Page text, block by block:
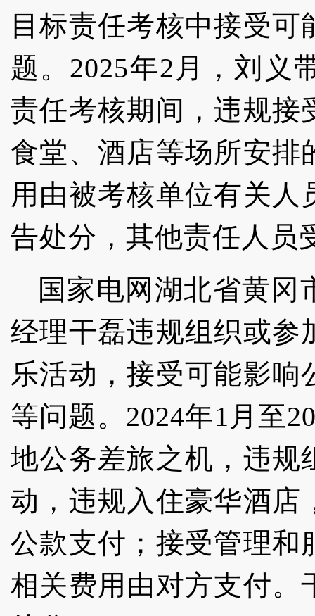
目标责任考核中接受
题。2025年2月，刘义
责任考核期间，违规接
食堂、酒店等场所安排
用由被考核单位有关
告处分，其他责任人员
国家电网湖北省黄冈
经理干磊违规组织或参
乐活动，接受可能影响
等问题。2024年1月至
地公务差旅之机，违规
动，违规入住豪华酒店
公款支付；接受管理和
相关费用由对方支付。